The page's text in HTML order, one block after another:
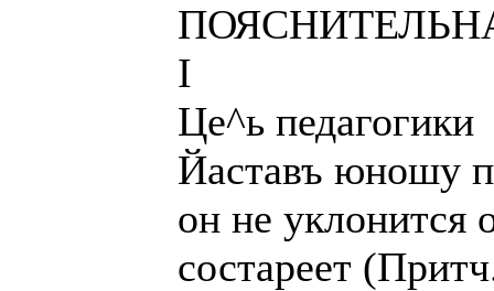
I
Це^ь педагогики
Йаставъ юношу
он не уклонится
состареет